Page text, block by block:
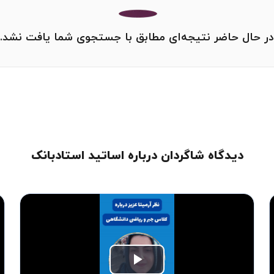
در حال حاضر نتیجه‌ای مطابق با جستجوی شما یافت نشد.
دیدگاه شاگردان درباره اساتید استادبانک